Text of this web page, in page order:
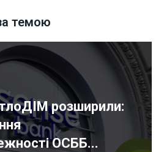
темою
розширили:
ОСББ...